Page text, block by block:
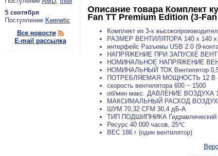
5 сентября
По­ступ­ле­ние Keenetic
Все новости
E-mail рассылка
Описание товара Комплект
Fan TT Premium Edition (3-
Комплект из 3-х
РАЗМЕР ВЕНТИЛЯТОРА 140 x 140
интерфейс Разъемы USB 2.0 (9-
НАПРЯЖЕНИЕ ПРИ ЗАПУСКЕ
НОМИНАЛЬНОЕ НАПРЯЖЕНИЕ
НОМИНАЛЬНЫЙ ТОК Вентилятор
ПОТРЕБЛЯЕМАЯ МОЩНОСТЬ 12 В –
скорость вентилятора 600 ~ 1500
об/мин макс. ДАВЛЕНИЕ ВОЗДУХА
МАКСИМАЛЬНЫЙ РАСХОД
ШУМ 70,32 CFM 30,4 дБ-А
ТИП ПОДШИПНИКА Гидравлический
Ресурс 40 000 часов, 25℃
ВЕС 186 г (один вентилятор)